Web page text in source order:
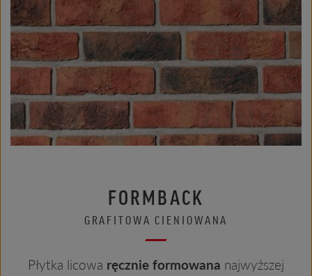
FORMBACK
GRAFITOWA CIENIOWANA
Płytka licowa ręcznie formowana najwyższej